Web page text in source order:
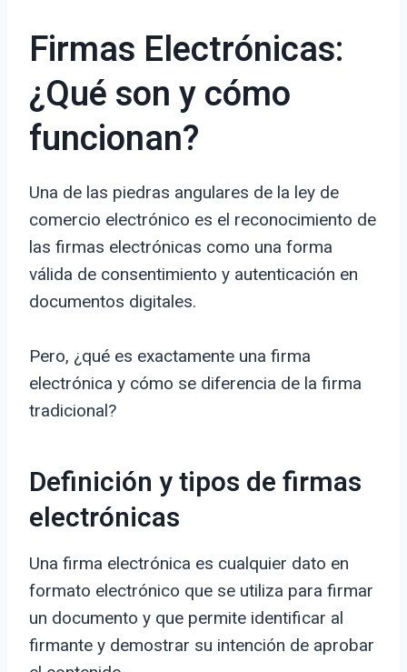
Firmas Electrónicas:
¿Qué son y cómo
funcionan?
Una de las piedras angulares de la ley de
comercio electrónico es el reconocimiento de
las firmas electrónicas como una forma
válida de consentimiento y autenticación en
documentos digitales.
Pero, ¿qué es exactamente una firma
electrónica y cómo se diferencia de la firma
tradicional?
Definición y tipos de firmas
electrónicas
Una firma electrónica es cualquier dato en
formato electrónico que se utiliza para firmar
un documento y que permite identificar al
firmante y demostrar su intención de aprobar